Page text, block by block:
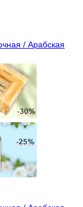
/ Арабская